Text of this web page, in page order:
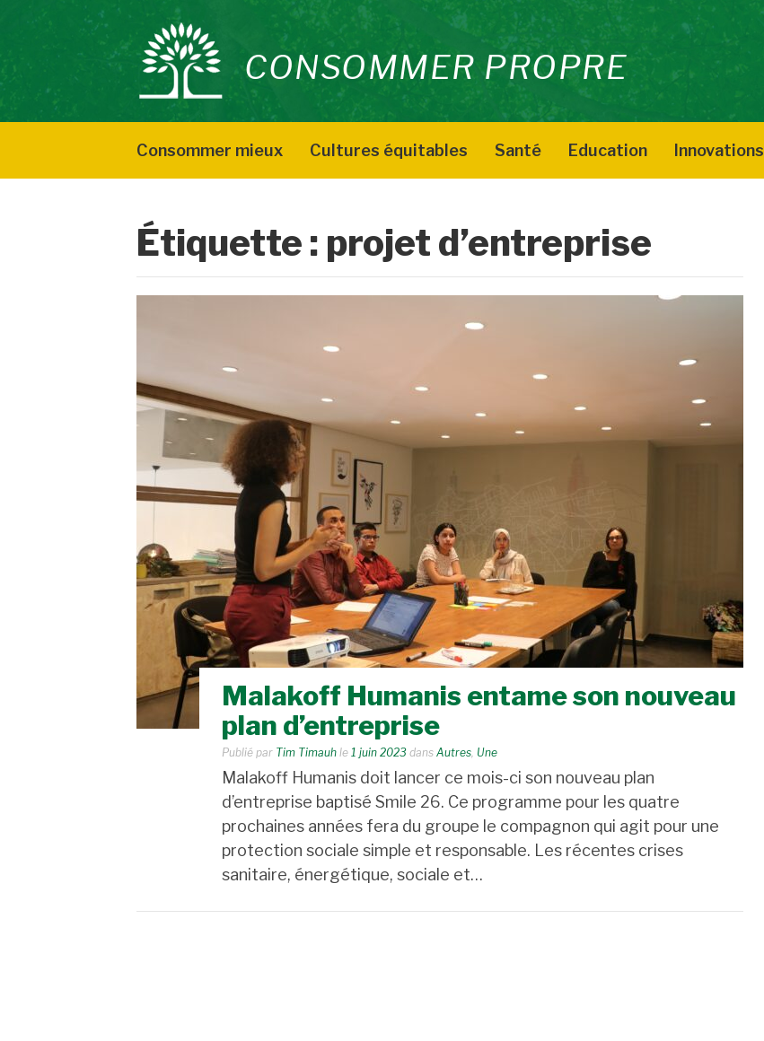
contenu
CONSOMMER PROPRE
Consommer mieux Cultures équitables Santé Education Innovations
Étiquette : projet d’entreprise
Malakoff Humanis entame son nouveau
plan d’entreprise
Publié par Tim Timauh le 1 juin 2023 dans Autres, Une
Malakoff Humanis doit lancer ce mois-ci son nouveau plan
d’entreprise baptisé Smile 26. Ce programme pour les quatre
prochaines années fera du groupe le compagnon qui agit pour une
protection sociale simple et responsable. Les récentes crises
sanitaire, énergétique, sociale et…